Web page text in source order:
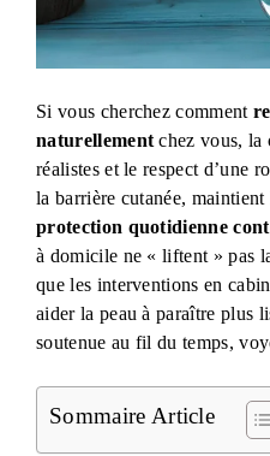
Si vous cherchez comment
naturellement chez vous, la
réalistes et le respect d’une
la barrière cutanée, maintient
protection quotidienne
à domicile ne « liftent » pas
que les interventions en
aider la peau à paraître plus
soutenue au fil du temps,
Sommaire Article